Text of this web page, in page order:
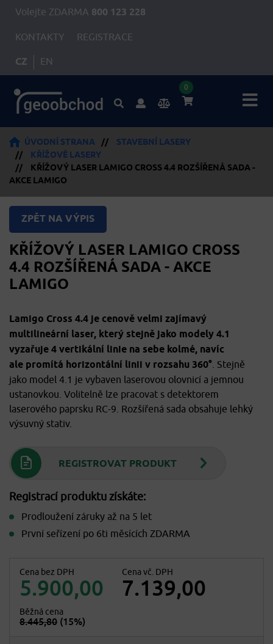
Volejte ZDARMA 800 123 228
KONTAKTY REGISTRACE
CZ EN
0
ÚVODNÍ STRANA //
STAVEBNÍ LASERY
//
KŘÍŽOVÉ LASERY
//
KŘÍŽOVÝ LASER LAMIGO CROSS 4.4 ROZŠÍŘENÁ SADA -
AKCE LAMIGO
ZPĚT NA VÝPIS
KŘÍŽOVÝ LASER LAMIGO CROSS
4.4 ROZŠÍŘENÁ SADA - AKCE
LAMIGO
Lamigo Cross 4.4 je cenově velmi zajímavý
multilineární laser, který stejně jako modely 4.1
vyzařuje 4 vertikální linie na sebe kolmé, navíc
ale promítá horizontální linii v rozsahu 360°. Stejně
jako model 4.1 je vybaven laserovou olovnicí a jemnou
ustanovkou. Volitelně lze pracovat s detektorem
laserového paprsku RC-9. Rozšířená sada obsahuje lehký
výsuvný stativ.
REGISTROVAT PRODUKT
Registrací produktu získáte:
Prodloužení záruky až na 5 let
První seřízení po 6ti měsících ZDARMA
Cena bez DPH
5.900,00
Cena vč. DPH
7.139,00
Běžná cena
8.445,80 (15%)